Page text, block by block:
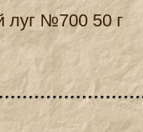
луг №700 50 г